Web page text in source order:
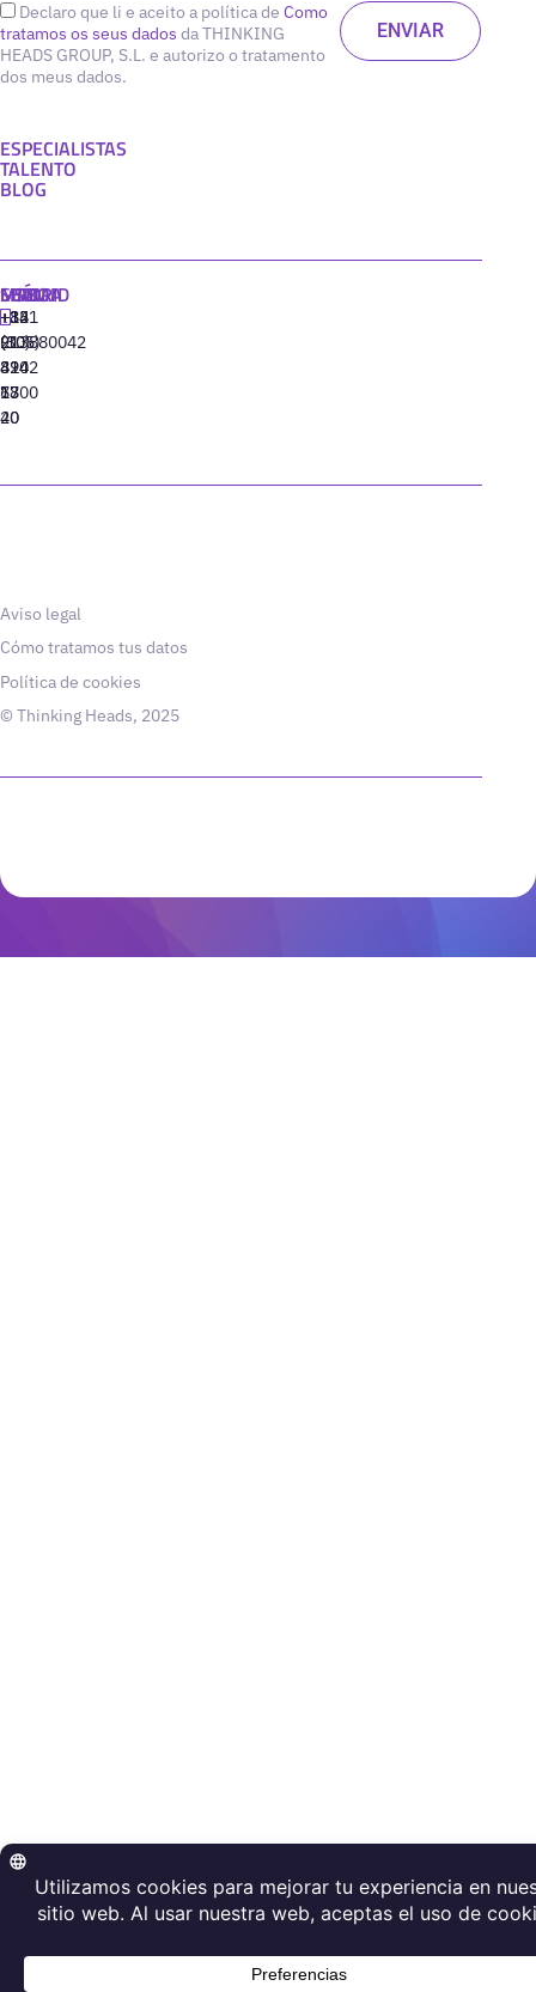
Declaro que li e aceito a política de Como
tratamos os seus dados da THINKING
HEADS GROUP, S.L. e autorizo o tratamento
dos meus dados.
ESPECIALISTAS
TALENTO
BLOG
MADRID
+34
91
310
77
40
MIAMI
+1
(305)
424
13
20
SEÚL
+82
(10)
8942
6800
LISBOA
‪+351
213880042
Aviso legal
Cómo tratamos tus datos
Política de cookies
© Thinking Heads, 2025